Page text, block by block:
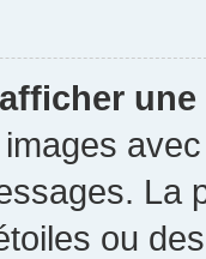
La
ou